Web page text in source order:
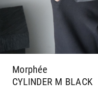
Morphée
CYLINDER M BLACK